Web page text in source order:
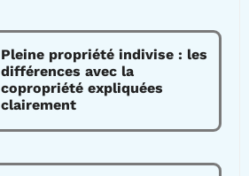
Pleine propriété indivise : les
différences avec la
copropriété expliquées
clairement